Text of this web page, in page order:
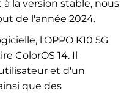
la version stable, nous
de l'année 2024.
l'OPPO K10 5G
ColorOS 14. Il
et d'un
que des